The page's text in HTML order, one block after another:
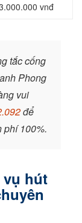
vnđ
tắc cống
Phong
vui
để
phí 100%.
hút